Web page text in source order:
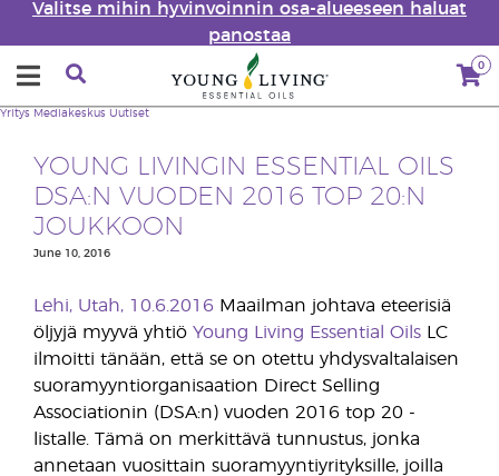
Valitse mihin hyvinvoinnin osa-alueeseen haluat
panostaa
0
Yritys Mediakeskus Uutiset
YOUNG LIVINGIN ESSENTIAL OILS
DSA:N VUODEN 2016 TOP 20:N
JOUKKOON
June 10, 2016
Lehi, Utah, 10.6.2016 Maailman johtava eteerisiä
öljyjä myyvä yhtiö Young Living Essential Oils LC
ilmoitti tänään, että se on otettu yhdysvaltalaisen
suoramyyntiorganisaation Direct Selling
Associationin (DSA:n) vuoden 2016 top 20 -
listalle. Tämä on merkittävä tunnustus, jonka
annetaan vuosittain suoramyyntiyrityksille, joilla